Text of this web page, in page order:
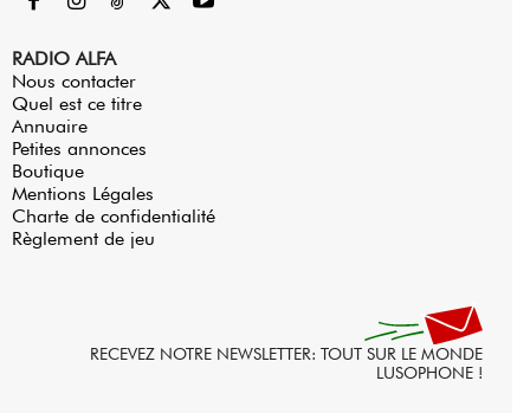
RADIO ALFA
Nous contacter
Quel est ce titre
Annuaire
Petites annonces
Boutique
Mentions Légales
Charte de confidentialité
Règlement de jeu
RECEVEZ NOTRE NEWSLETTER: TOUT SUR LE MONDE
LUSOPHONE !